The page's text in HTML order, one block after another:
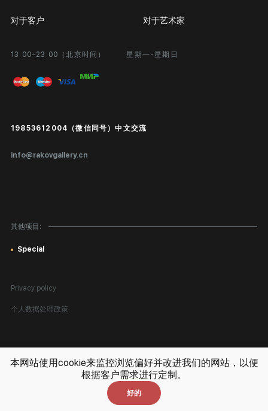
13.00-23.00（北京时间） 星期一-星期日
info@rakovgallery.cn
19853612004（微信同号）中文交流
其他项目:
Special
对于客户
个人专区
问题和回答问题
Public offer
对于艺术家
合作
画廊展览
Privacy policy
个人数据处理政策
本网站使用cookie来监控浏览偏好并改进我们的网站，以便
根据客户需求进行定制。
好的